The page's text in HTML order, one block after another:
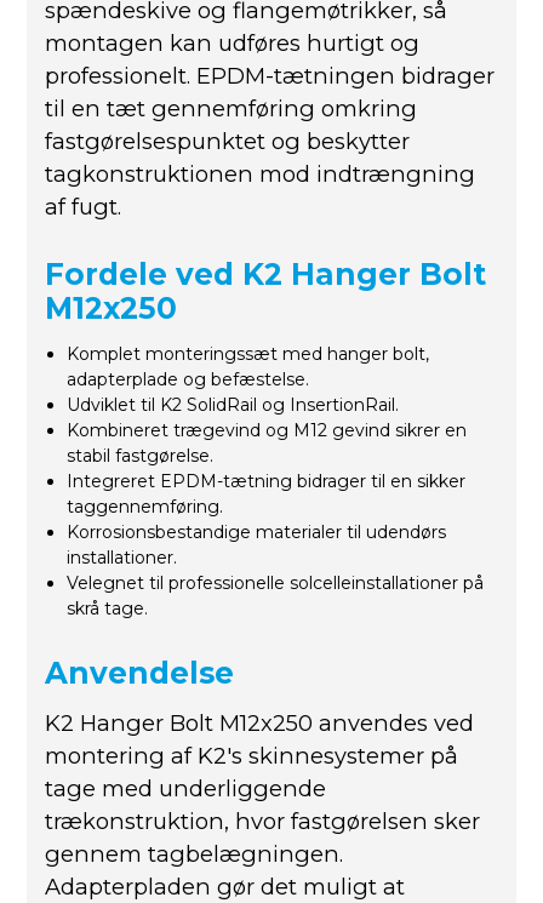
spændeskive og flangemøtrikker, så
montagen kan udføres hurtigt og
professionelt. EPDM-tætningen bidrager
til en tæt gennemføring omkring
fastgørelsespunktet og beskytter
tagkonstruktionen mod indtrængning
af fugt.
Fordele ved K2 Hanger Bolt
M12x250
Komplet monteringssæt med hanger bolt,
adapterplade og befæstelse.
Udviklet til K2 SolidRail og InsertionRail.
Kombineret trægevind og M12 gevind sikrer en
stabil fastgørelse.
Integreret EPDM-tætning bidrager til en sikker
taggennemføring.
Korrosionsbestandige materialer til udendørs
installationer.
Velegnet til professionelle solcelleinstallationer på
skrå tage.
Anvendelse
K2 Hanger Bolt M12x250 anvendes ved
montering af K2's skinnesystemer på
tage med underliggende
trækonstruktion, hvor fastgørelsen sker
gennem tagbelægningen.
Adapterpladen gør det muligt at